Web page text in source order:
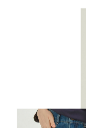
５．嚴禁一人註冊多個帳
恩沛科技股份有限公司將